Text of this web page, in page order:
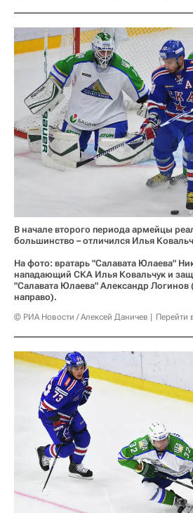
В начале второго периода армейцы
большинство – отличился Илья
На фото: вратарь "Салавата Юлаева"
нападающий СКА Илья Ковальчук и
"Салавата Юлаева" Александр Логинов
направо).
© РИА Новости / Алексей Даничев Перейти